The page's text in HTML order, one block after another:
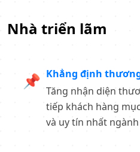
Nhà triển lãm
📌 Khẳng định
Tăng nhận diện
tiếp khách hàng
và uy tín nhất